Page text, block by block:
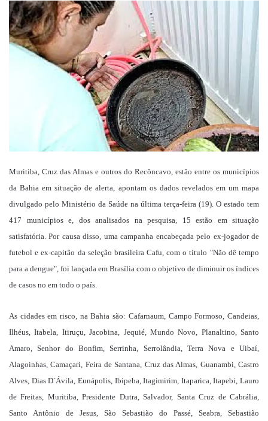
e-
mail
Muritiba, Cruz das Almas e outros do Recôncavo, estão entre os municípios
da Bahia em situação de alerta, apontam os dados revelados em um mapa
divulgado pelo Ministério da Saúde na última terça-feira (19). O estado tem
417 municípios e, dos analisados na pesquisa, 15 estão em situação
satisfatória. Por causa disso, uma campanha encabeçada pelo ex-jogador de
futebol e ex-capitão da seleção brasileira Cafu, com o título "Não dê tempo
para a dengue", foi lançada em Brasília com o objetivo de diminuir os índices
de casos no em todo o país.
As cidades em risco, na Bahia são: Cafarnaum, Campo Formoso, Candeias,
Ilhéus, Itabela, Itiruçu, Jacobina, Jequié, Mundo Novo, Planaltino, Santo
Amaro, Senhor do Bonfim, Serrinha, Serrolândia, Terra Nova e Uibaí,
Alagoinhas, Camaçari, Feira de Santana, Cruz das Almas, Guanambi, Castro
Alves, Dias D´Ávila, Eunápolis, Ibipeba, Itagimirim, Itaparica, Itapebi, Lauro
de Freitas, Muritiba, Presidente Dutra, Salvador, Santa Cruz de Cabrália,
Santo Antônio de Jesus, São Sebastião do Passé, Seabra, Sebastião